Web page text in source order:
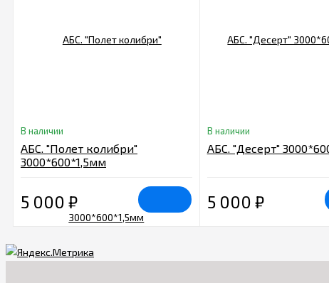
В наличии
АБС. "Полет колибри"
3000*600*1,5мм
5 000 ₽
В наличии
АБС. "Десерт"
5 000 ₽